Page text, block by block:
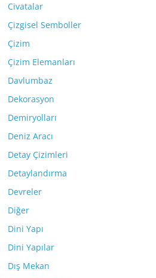
Civatalar
Çizgisel Semboller
Çizim
Çizim Elemanları
Davlumbaz
Dekorasyon
Demiryolları
Deniz Aracı
Detay Çizimleri
Detaylandırma
Devreler
Diğer
Dini Yapı
Dini Yapılar
Dış Mekan